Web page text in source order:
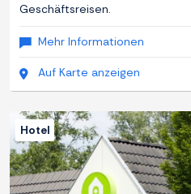
Geschäftsreisen.
Mehr Informationen
Auf Karte anzeigen
Hotel